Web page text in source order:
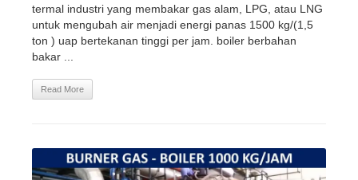
termal industri yang membakar gas alam, LPG, atau LNG
untuk mengubah air menjadi energi panas 1500 kg/(1,5
ton ) uap bertekanan tinggi per jam. boiler berbahan
bakar ...
Read More